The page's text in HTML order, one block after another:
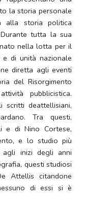
la storia personale
alla storia politica
tutta la sua
nella lotta per il
di unità nazionale
diretta agli eventi
del Risorgimento
pubblicistica.
scritti deattellisiani,
Tra questi,
e di Nino Cortese,
e lo studio più
agli inizi degli anni
questi studiosi
Attellis citandone
di essi si è